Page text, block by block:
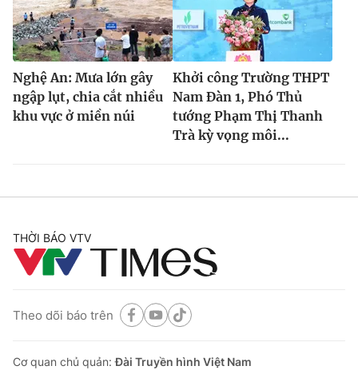
Nghệ An: Mưa lớn gây
ngập lụt, chia cắt nhiều
khu vực ở miền núi
Khởi công Trường THPT
Nam Đàn 1, Phó Thủ
tướng Phạm Thị Thanh
Trà kỳ vọng môi...
THỜI BÁO VTV
Theo dõi báo trên
Cơ quan chủ quản:Đài Truyền hình Việt Nam